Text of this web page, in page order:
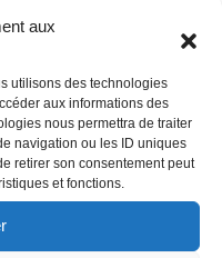
aux
utilisons des technologies
aux informations des
nous permettra de traiter
navigation ou les ID uniques
retirer son consentement peut
et fonctions.
pendulaires, jonction
SSPE (tube souple)
anti-vidange pour
en fin d’irrigation